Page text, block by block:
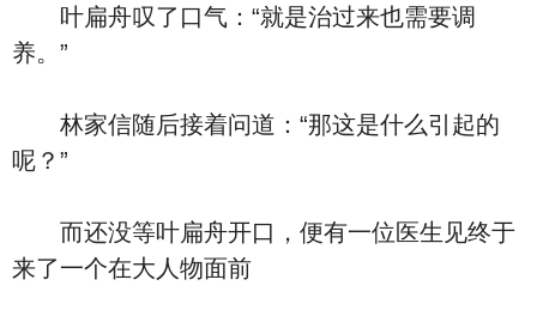
叶扁舟叹了口气：“就是治过来也需要调
养。”
林家信随后接着问道：“那这是什么引起的
呢？”
而还没等叶扁舟开口，便有一位医生见终于
来了一个在大人物面前